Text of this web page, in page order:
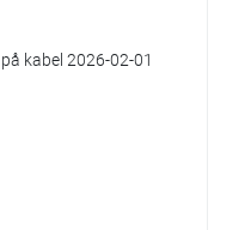
kabel 2026-02-01